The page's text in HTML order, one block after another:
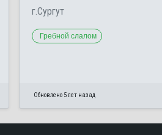
г.Сургут
Гребной слалом
Обновлено 5 лет назад